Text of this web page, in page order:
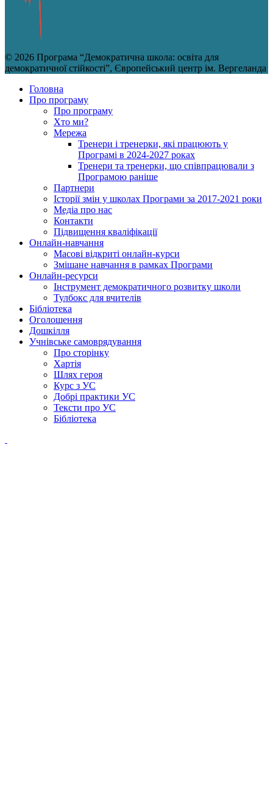
© 2026 Програма “Демократична школа: освіта для
демократичної стійкості”, Європейський центр ім. Вергеланда
Головна
Про програму
Про програму
Хто ми?
Мережа
Тренери і тренерки, які працюють у
Програмі в 2024-2027 роках
Тренери та тренерки, що співпрацювали з
Програмою раніше
Партнери
Історії змін у школах Програми за 2017-2021 роки
Медіа про нас
Контакти
Підвищення кваліфікації
Онлайн-навчання
Масові відкриті онлайн-курси
Змішане навчання в рамках Програми
Онлайн-ресурси
Інструмент демократичного розвитку школи
Тулбокс для вчителів
Бібліотека
Оголошення
Дошкілля
Учнівське самоврядування
Про сторінку
Хартія
Шлях героя
Курс з УС
Добрі практики УС
Тексти про УС
Бібліотека